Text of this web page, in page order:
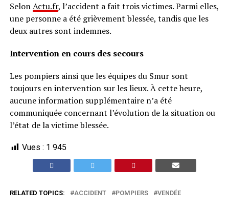
SelonActu.fr, l’accident a fait trois victimes. Parmi elles,
une personne a été grièvement blessée, tandis que les
deux autres sont indemnes.
Intervention en cours des secours
Les pompiers ainsi que les équipes du Smur sont
toujours en intervention sur les lieux. À cette heure,
aucune information supplémentaire n’a été
communiquée concernant l’évolution de la situation ou
l’état de la victime blessée.
Vues : 1 945
RELATED TOPICS: ACCIDENT POMPIERS VENDÉE